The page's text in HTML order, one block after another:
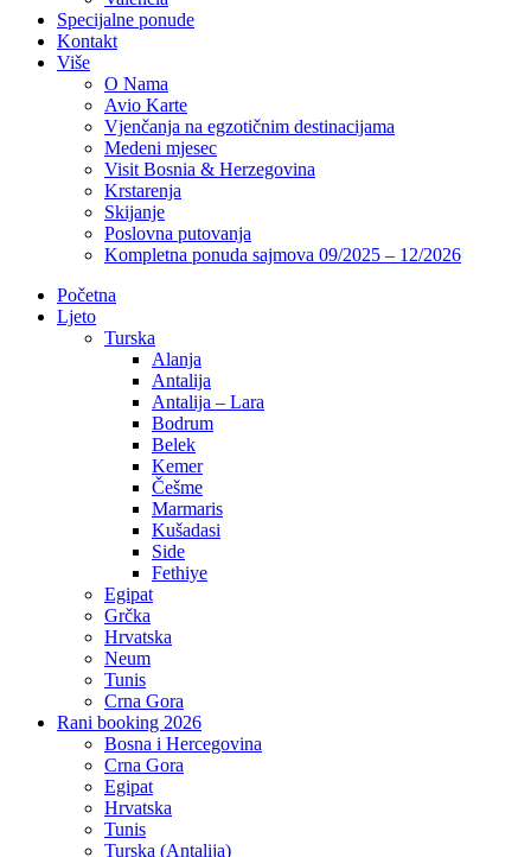
Specijalne ponude
Kontakt
Više
O Nama
Avio Karte
Vjenčanja na egzotičnim destinacijama
Medeni mjesec
Visit Bosnia & Herzegovina
Krstarenja
Skijanje
Poslovna putovanja
Kompletna ponuda sajmova 09/2025 – 12/2026
Početna
Ljeto
Turska
Alanja
Antalija
Antalija – Lara
Bodrum
Belek
Kemer
Češme
Marmaris
Kušadasi
Side
Fethiye
Egipat
Grčka
Hrvatska
Neum
Tunis
Crna Gora
Rani booking 2026
Bosna i Hercegovina
Crna Gora
Egipat
Hrvatska
Tunis
Turska (Antalija)